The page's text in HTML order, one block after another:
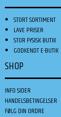
STORT SORTIMENT
LAVE PRISER
STOR FYSISK BUTIK
GODKENDT E-BUTIK
SHOP
INFO SIDER
HANDELSBETINGELSER
FØLG DIN ORDRE